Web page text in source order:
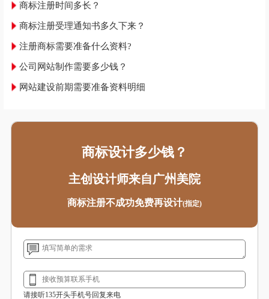
商标注册时间多长？
商标注册受理通知书多久下来？
注册商标需要准备什么资料?
公司网站制作需要多少钱？
网站建设前期需要准备资料明细
商标设计多少钱？
主创设计师来自广州美院
商标注册不成功免费再设计(指定)
请接听135开头手机号回复来电